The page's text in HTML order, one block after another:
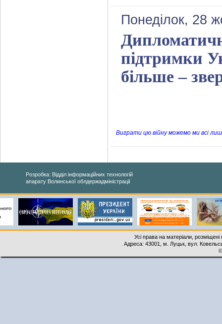
Понеділок, 28
підтримки
більше –
Виграти цю війну можемо ми всі
Розробка: Відділ інформаційних технологій
апарату Волинської облдержадміністрації
Усі права на матеріали,
Адреса: 43001, м. Луцьк, вул.